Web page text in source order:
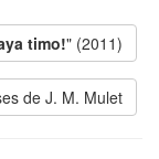
timo!" (2011)
de J. M. Mulet